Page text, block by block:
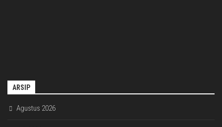
ARSIP
Agustus 2026